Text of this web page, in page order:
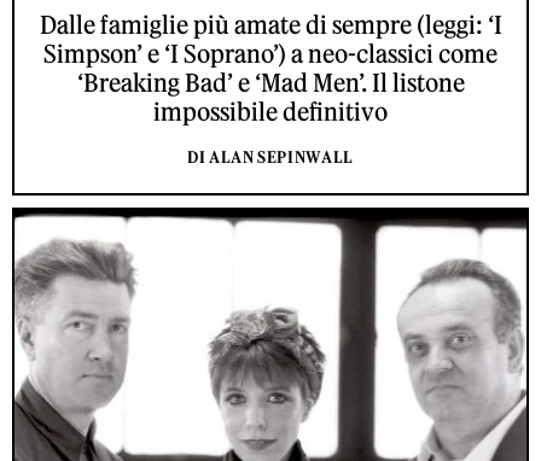
Dalle famiglie più amate di sempre (leggi: ‘I
Simpson’ e ‘I Soprano’) a neo-classici come
‘Breaking Bad’ e ‘Mad Men’. Il listone
impossibile definitivo
DI ALAN SEPINWALL